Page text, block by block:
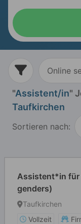
Online
"Assistent/in"
Taufkirchen
Sortieren nach:
Assistent*in für
genders)
Taufkirchen
Vollzeit